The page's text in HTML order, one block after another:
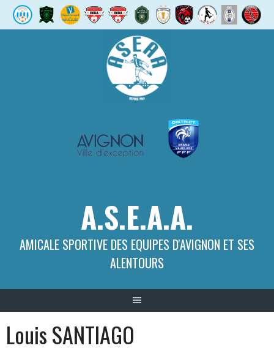
A.S.E.A.A.
AMICALE SPORTIVE DES EQUIPES D'AVIGNON ET SES
ALENTOURS
Louis SANTIAGO